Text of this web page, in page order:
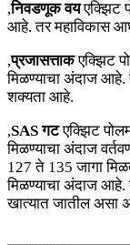
,निवडणूक वयएक्झिट
आहे. तर महाविकास
,प्रजासत्ताकएक्झिट
मिळण्याचा अंदाज आहे.
शक्यता आहे.
,SAS गटएक्झिट
मिळण्याचा अंदाज
127 ते 135 जागा
मिळण्याचा अंदाज आहे.
खात्यात जातील असा